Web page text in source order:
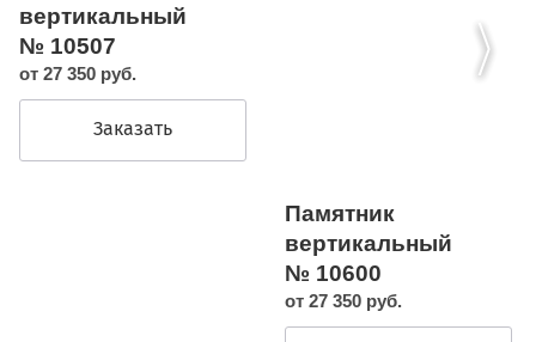
вертикальный
№ 10507
от 27 350 руб.
Заказать
Памятник
вертикальный
№ 10600
от 27 350 руб.